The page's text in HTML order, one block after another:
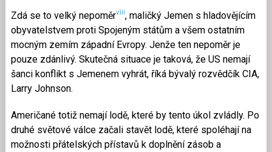
Zdá se to velký nepoměrviii, maličký Jemen s hladovějícím
obyvatelstvem proti Spojeným státům a všem ostatním
mocným zemím západní Evropy. Jenže ten nepoměr je
pouze zdánlivý. Skutečná situace je taková, že US nemají
šanci konflikt s Jemenem vyhrát, říká bývalý rozvědčík CIA,
Larry Johnson.
Američané totiž nemají lodě, které by tento úkol zvládly. Po
druhé světové válce začali stavět lodě, které spoléhají na
možnosti přátelských přístavů k doplnění zásob a